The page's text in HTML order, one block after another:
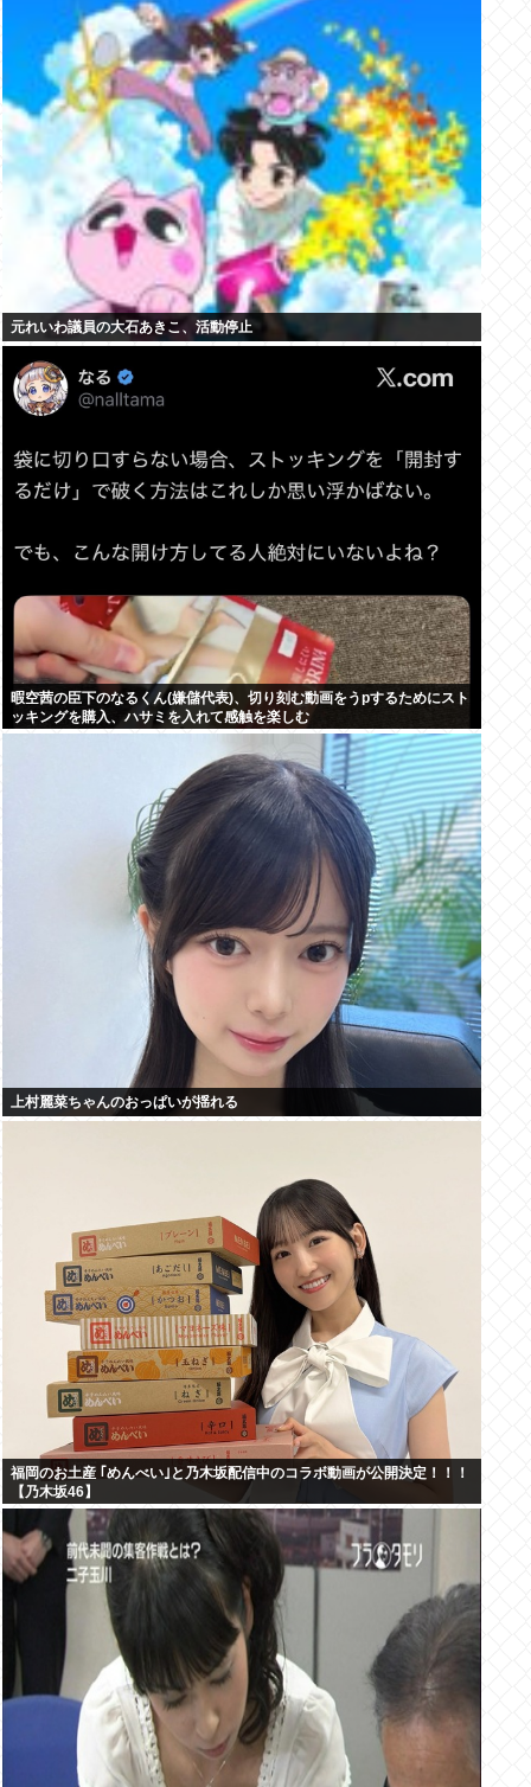
元れいわ議員の大石あきこ、活動停止
暇空茜の臣下のなるくん(嫌儲代表)、切り刻む動画をうpするためにスト
ッキングを購入、ハサミを入れて感触を楽しむ
上村麗菜ちゃんのおっぱいが揺れる
福岡のお土産 ｢めんべい｣と乃木坂配信中のコラボ動画が公開決定！！！
【乃木坂46】